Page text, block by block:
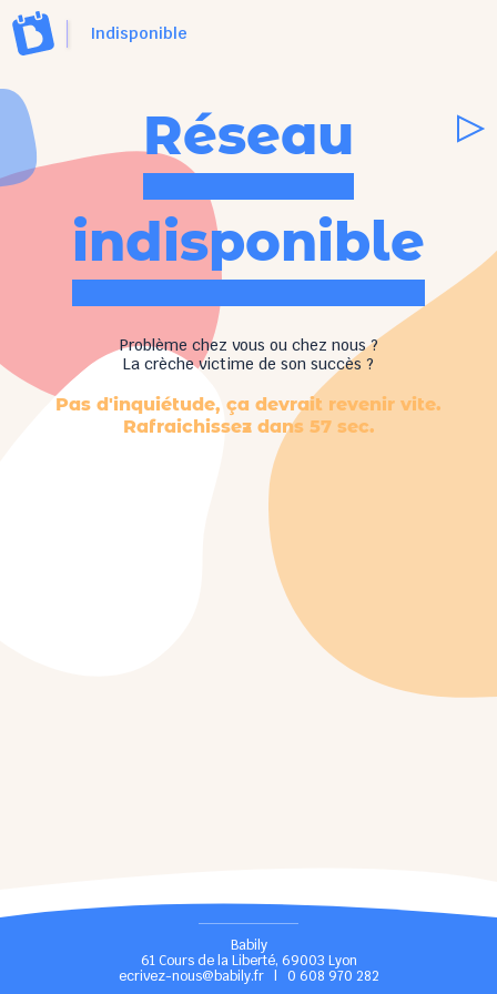
Indisponible
Réseau
indisponible
Problème chez vous ou chez nous ?
La crèche victime de son succès ?
Pas d'inquiétude, ça devrait revenir vite.
Rafraichissez dans 57sec.
Babily
61 Cours de la Liberté, 69003 Lyon
ecrivez-nous@babily.fr| 0 608 970 282